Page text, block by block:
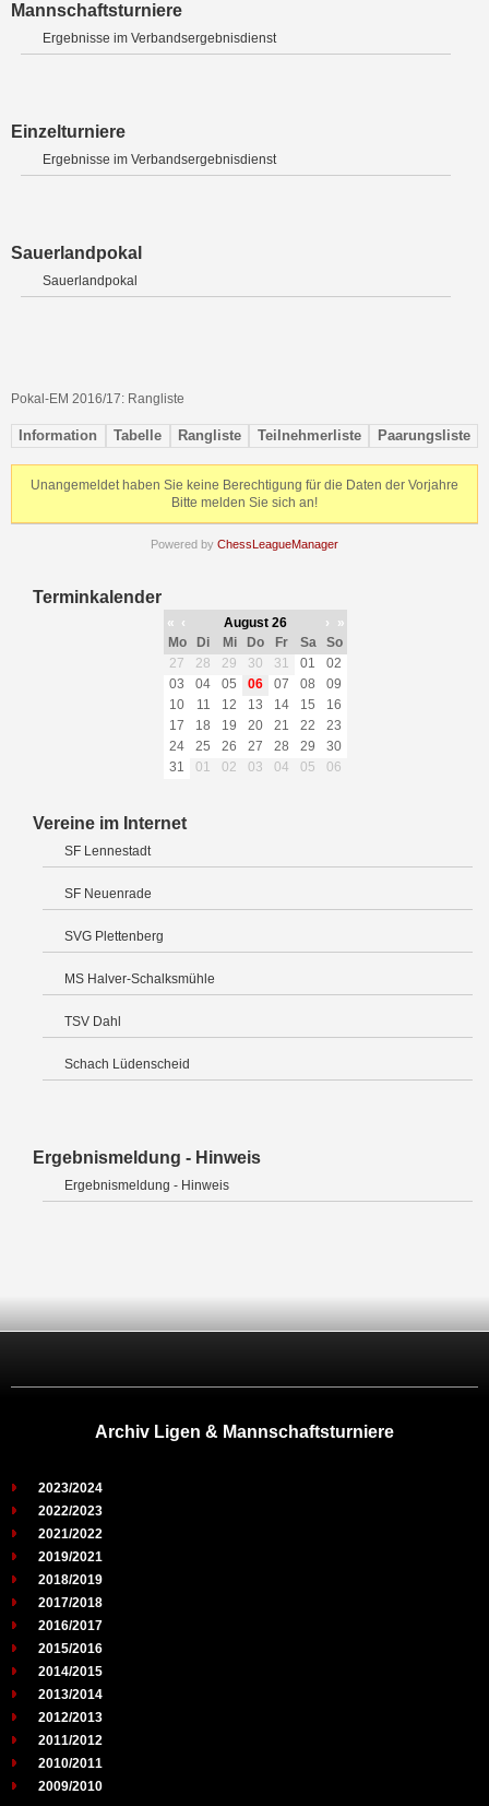
Mannschaftsturniere
Ergebnisse im Verbandsergebnisdienst
Einzelturniere
Ergebnisse im Verbandsergebnisdienst
Sauerlandpokal
Sauerlandpokal
Pokal-EM 2016/17: Rangliste
Information Tabelle Rangliste Teilnehmerliste Paarungsliste
Unangemeldet haben Sie keine Berechtigung für die Daten der Vorjahre
Bitte melden Sie sich an!
Powered by ChessLeagueManager
Terminkalender
« ‹ August 26 ›
»
Mo
Di Mi Do Fr Sa
So
27
28 29 30 31 01
02
03
04 05 06 07 08
09
10
11 12 13 14 15
16
17
18 19 20 21 22
23
24
25 26 27 28 29
30
31
01 02 03 04 05 06
Vereine im Internet
SF Lennestadt
SF Neuenrade
SVG Plettenberg
MS Halver-Schalksmühle
TSV Dahl
Schach Lüdenscheid
Ergebnismeldung - Hinweis
Ergebnismeldung - Hinweis
Archiv Ligen & Mannschaftsturniere
2023/2024
2022/2023
2021/2022
2019/2021
2018/2019
2017/2018
2016/2017
2015/2016
2014/2015
2013/2014
2012/2013
2011/2012
2010/2011
2009/2010